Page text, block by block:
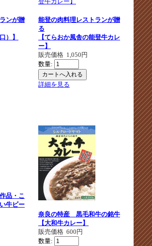
ンが贈
）】
能登の肉料理レストランが贈
る
【てらおか風舎の能登牛カレ
ー】
販売価格 1,050円
数量:
詳細を見る
品・こ
牛ビー
奈良の特産 黒毛和牛の銘牛
【大和牛カレー】
販売価格 600円
数量: